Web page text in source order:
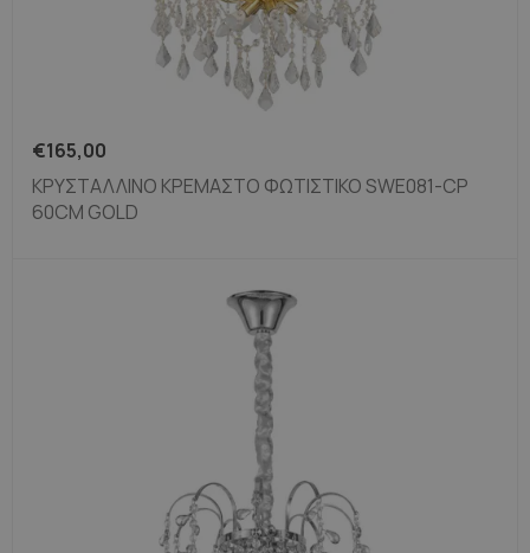
€165,00
ΚΡΥΣΤΆΛΛΙΝΟ ΚΡΕΜΑΣΤΌ ΦΩΤΙΣΤΙΚΌ SWE081-CP
60CM GOLD